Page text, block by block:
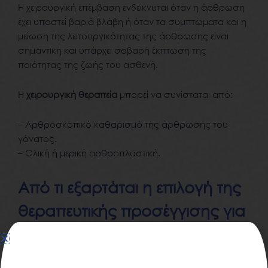
Η χειρουργική επέμβαση ενδείκνυται όταν η άρθρωση
έχει υποστεί βαριά βλάβη ή όταν τα συμπτώματα και η
μείωση της λειτουργικότητας της άρθρωσης είναι
σημαντική και υπάρχει σοβαρή έκπτωση της
ποιότητας της ζωής του ασθενή.
Η χειρουργική θεραπεία μπορεί να συνίσταται από:
– Αρθροσκοπικό καθαρισμό της άρθρωσης του
γόνατος.
– Ολική ή μερική αρθροπλαστική.
Από τι εξαρτάται η επιλογή της
θεραπευτικής προσέγγισης για